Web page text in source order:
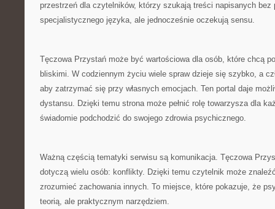
przestrzeń dla czytelników, którzy szukają treści napisanych bez
specjalistycznego języka, ale jednocześnie oczekują sensu.
Tęczowa Przystań może być wartościowa dla osób, które chcą
bliskimi. W codziennym życiu wiele spraw dzieje się szybko, a
aby zatrzymać się przy własnych emocjach. Ten portal daje
dystansu. Dzięki temu strona może pełnić rolę towarzysza dla
świadomie podchodzić do swojego zdrowia psychicznego.
Ważną częścią tematyki serwisu są komunikacja. Tęczowa
dotyczą wielu osób: konflikty. Dzięki temu czytelnik może
zrozumieć zachowania innych. To miejsce, które pokazuje, że
teorią, ale praktycznym narzędziem.